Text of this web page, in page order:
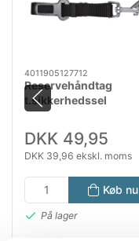
4011905127712
Reservehåndtag
t.sikkerhedssel
DKK 49,95
DKK 39,96 ekskl. moms
Køb nu
På lager